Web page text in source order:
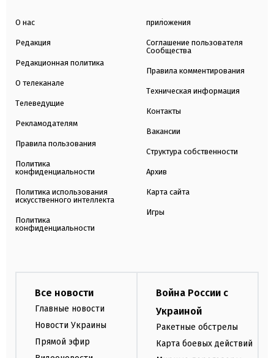
О нас
Редакция
Редакционная политика
О телеканале
Телеведущие
Рекламодателям
Правила пользования
Политика
конфиденциальности
Политика использования
искусственного интеллекта
Политика
конфиденциальности
приложения
Соглашение пользователя
Сообщества
Правила комментирования
Техническая информация
Контакты
Вакансии
Структура собственности
Архив
Карта сайта
Игры
Все новости
Главные новости
Новости Украины
Прямой эфир
Война России с
Украиной
Ракетные обстрелы
Карта боевых действий